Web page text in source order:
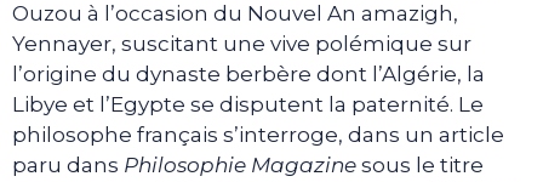
Ouzou à l’occasion du Nouvel An amazigh,
Yennayer, suscitant une vive polémique sur
l’origine du dynaste berbère dont l’Algérie, la
Libye et l’Egypte se disputent la paternité. Le
philosophe français s’interroge, dans un article
paru dans Philosophie Magazine sous le titre